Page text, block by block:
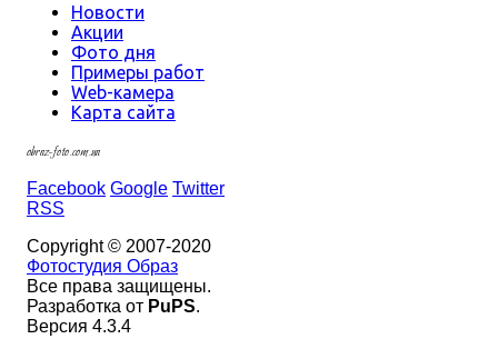
Новости
Акции
Фото дня
Примеры работ
Web-камера
Карта сайта
obraz-foto.com.ua
Facebook Google Twitter
RSS
Copyright © 2007-2020
Фотостудия Образ
Все права защищены.
Разработка от PuPS.
Версия 4.3.4